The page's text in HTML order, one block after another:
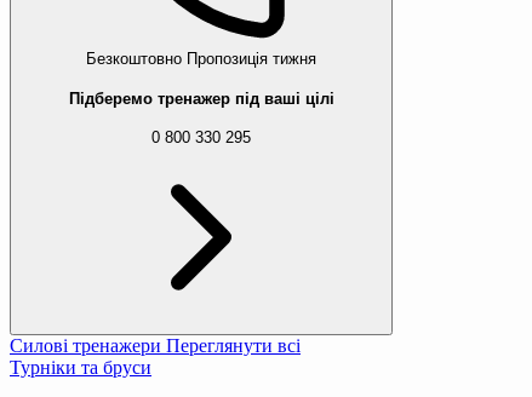
Безкоштовно Пропозиція тижня
Підберемо тренажер під ваші цілі
0 800 330 295
Силові тренажери Переглянути всі
Турніки та бруси